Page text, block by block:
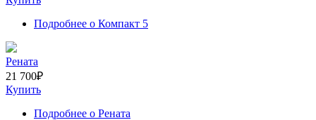
Подробнее о Компакт 5
Рената
21 700₽
Купить
Подробнее о Рената